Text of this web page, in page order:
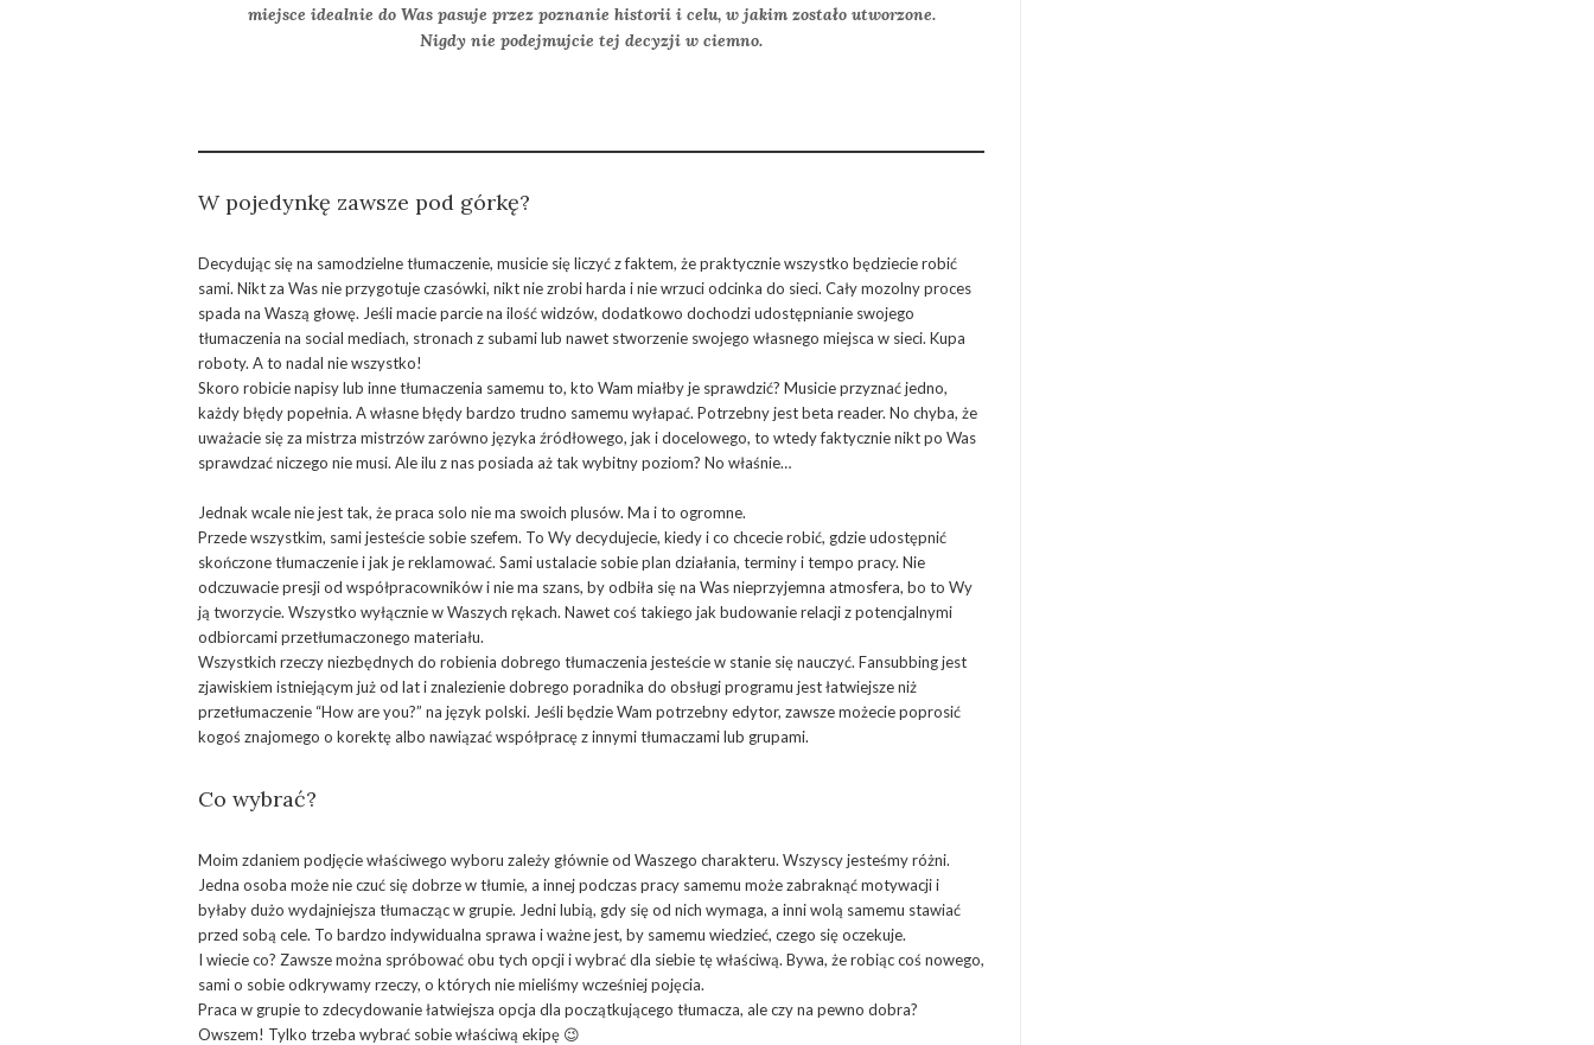
miejsce idealnie do Was pasuje przez poznanie historii i celu, w jakim zostało utworzone.
Nigdy nie podejmujcie tej decyzji w ciemno.
W pojedynkę zawsze pod górkę?
Decydując się na samodzielne tłumaczenie, musicie się liczyć z faktem, że praktycznie wszystko będziecie robić
sami. Nikt za Was nie przygotuje czasówki, nikt nie zrobi harda i nie wrzuci odcinka do sieci. Cały mozolny proces
spada na Waszą głowę. Jeśli macie parcie na ilość widzów, dodatkowo dochodzi udostępnianie swojego
tłumaczenia na social mediach, stronach z subami lub nawet stworzenie swojego własnego miejsca w sieci. Kupa
roboty. A to nadal nie wszystko!
Skoro robicie napisy lub inne tłumaczenia samemu to, kto Wam miałby je sprawdzić? Musicie przyznać jedno,
każdy błędy popełnia. A własne błędy bardzo trudno samemu wyłapać. Potrzebny jest beta reader. No chyba, że
uważacie się za mistrza mistrzów zarówno języka źródłowego, jak i docelowego, to wtedy faktycznie nikt po Was
sprawdzać niczego nie musi. Ale ilu z nas posiada aż tak wybitny poziom? No właśnie…
Jednak wcale nie jest tak, że praca solo nie ma swoich plusów. Ma i to ogromne.
Przede wszystkim, sami jesteście sobie szefem. To Wy decydujecie, kiedy i co chcecie robić, gdzie udostępnić
skończone tłumaczenie i jak je reklamować. Sami ustalacie sobie plan działania, terminy i tempo pracy. Nie
odczuwacie presji od współpracowników i nie ma szans, by odbiła się na Was nieprzyjemna atmosfera, bo to Wy
ją tworzycie. Wszystko wyłącznie w Waszych rękach. Nawet coś takiego jak budowanie relacji z potencjalnymi
odbiorcami przetłumaczonego materiału.
Wszystkich rzeczy niezbędnych do robienia dobrego tłumaczenia jesteście w stanie się nauczyć. Fansubbing jest
zjawiskiem istniejącym już od lat i znalezienie dobrego poradnika do obsługi programu jest łatwiejsze niż
przetłumaczenie “How are you?” na język polski. Jeśli będzie Wam potrzebny edytor, zawsze możecie poprosić
kogoś znajomego o korektę albo nawiązać współpracę z innymi tłumaczami lub grupami.
Co wybrać?
Moim zdaniem podjęcie właściwego wyboru zależy głównie od Waszego charakteru. Wszyscy jesteśmy różni.
Jedna osoba może nie czuć się dobrze w tłumie, a innej podczas pracy samemu może zabraknąć motywacji i
byłaby dużo wydajniejsza tłumacząc w grupie. Jedni lubią, gdy się od nich wymaga, a inni wolą samemu stawiać
przed sobą cele. To bardzo indywidualna sprawa i ważne jest, by samemu wiedzieć, czego się oczekuje.
I wiecie co? Zawsze można spróbować obu tych opcji i wybrać dla siebie tę właściwą. Bywa, że robiąc coś nowego,
sami o sobie odkrywamy rzeczy, o których nie mieliśmy wcześniej pojęcia.
Praca w grupie to zdecydowanie łatwiejsza opcja dla początkującego tłumacza, ale czy na pewno dobra?
Owszem! Tylko trzeba wybrać sobie właściwą ekipę 😉